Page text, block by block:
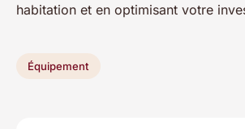
habitation et en optimisant votre
Équipement